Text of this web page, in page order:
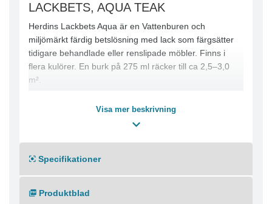
LACKBETS, AQUA TEAK
Herdins Lackbets Aqua är en Vattenburen och
miljömärkt färdig betslösning med lack som färgsätter
tidigare behandlade eller renslipade möbler. Finns i
flera kulörer. En burk på 275 ml räcker till ca 2,5–3,0
m².
Visa mer beskrivning
Specifikationer
Produktblad